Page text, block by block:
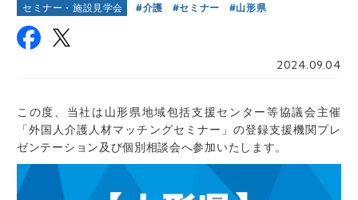
セミナー・施設見学会 介護 セミナー 山形県
2024.09.04
この度、当社は山形県地域包括支援センター等協議会主催
「外国人介護人材マッチングセミナー」の登録支援機関プレ
ゼンテーション及び個別相談会へ参加いたします。